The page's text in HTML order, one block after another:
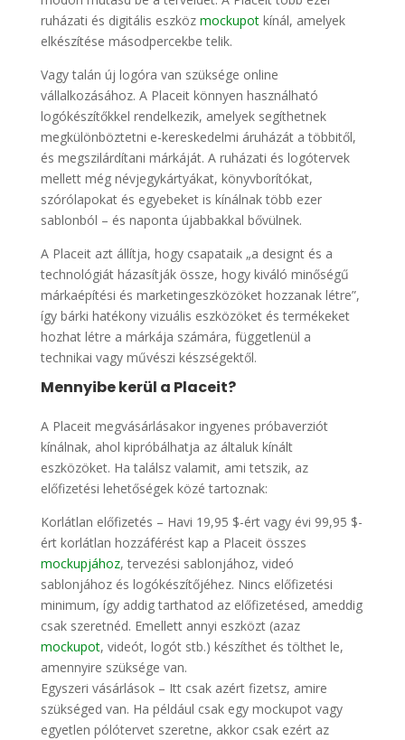
ruházati és digitális eszköz mockupotkínál, amelyek
elkészítése másodpercekbe telik.
Vagy talán új logóra van szüksége online
vállalkozásához. A Placeit könnyen használható
logókészítőkkel rendelkezik, amelyek segíthetnek
megkülönböztetni e-kereskedelmi áruházát a többitől,
és megszilárdítani márkáját. A ruházati és logótervek
mellett még névjegykártyákat, könyvborítókat,
szórólapokat és egyebeket is kínálnak több ezer
sablonból – és naponta újabbakkal bővülnek.
A Placeit azt állítja, hogy csapataik „a designt és a
technológiát házasítják össze, hogy kiváló minőségű
márkaépítési és marketingeszközöket hozzanak létre”,
így bárki hatékony vizuális eszközöket és termékeket
hozhat létre a márkája számára, függetlenül a
technikai vagy művészi készségektől.
Mennyibe kerül a Placeit?
A Placeit megvásárlásakor ingyenes próbaverziót
kínálnak, ahol kipróbálhatja az általuk kínált
eszközöket. Ha találsz valamit, ami tetszik, az
előfizetési lehetőségek közé tartoznak:
Korlátlan előfizetés – Havi 19,95 $-ért vagy évi 99,95 $-
ért korlátlan hozzáférést kap a Placeit összes
mockupjához, tervezési sablonjához, videó
sablonjához és logókészítőjéhez. Nincs előfizetési
minimum, így addig tarthatod az előfizetésed, ameddig
csak szeretnéd. Emellett annyi eszközt (azaz
mockupot, videót, logót stb.) készíthet és tölthet le,
amennyire szüksége van.
Egyszeri vásárlások – Itt csak azért fizetsz, amire
szükséged van. Ha például csak egy mockupot vagy
egyetlen pólótervet szeretne, akkor csak ezért az